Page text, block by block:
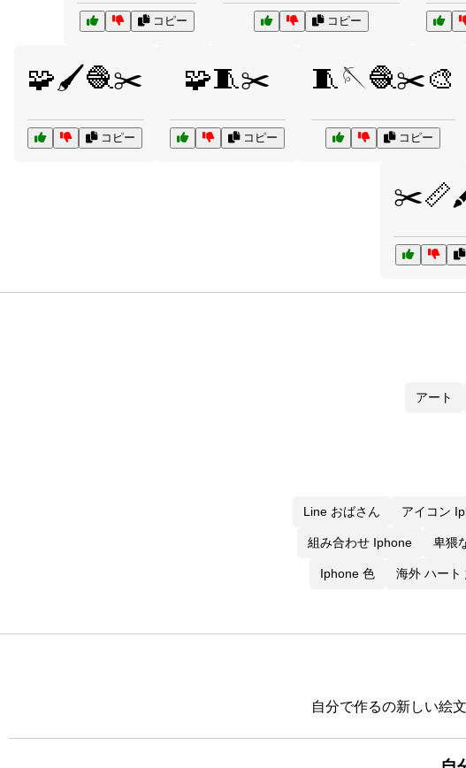
コピー コピー
🧩🖌️🧶✂️
コピー
🧩🧵✂️
コピー
🧵🪡🧶✂️🎨
コピー
アート
Line おばさん アイコン
組み合わせ Iphone 卑猥
Iphone 色 海外 ハート
自分で作るの新しい絵